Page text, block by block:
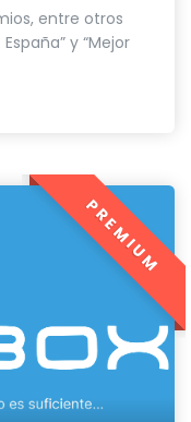
entre otros
y “Mejor
PREMIUM